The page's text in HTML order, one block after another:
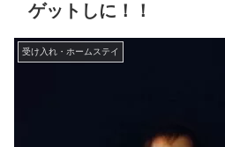
ゲットしに！！
受け入れ・ホームステイ